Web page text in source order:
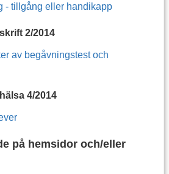
- tillgång eller handikapp
2/2014
av begåvningstest och
4/2014
på hemsidor och/eller